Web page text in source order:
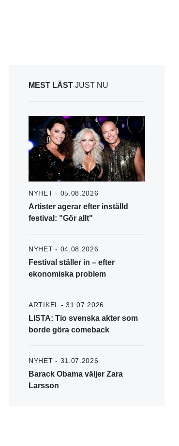
MEST LÄST JUST NU
NYHET - 05.08.2026
Artister agerar efter inställd
festival: "Gör allt"
NYHET - 04.08.2026
Festival ställer in – efter
ekonomiska problem
ARTIKEL - 31.07.2026
LISTA: Tio svenska akter som
borde göra comeback
NYHET - 31.07.2026
Barack Obama väljer Zara
Larsson